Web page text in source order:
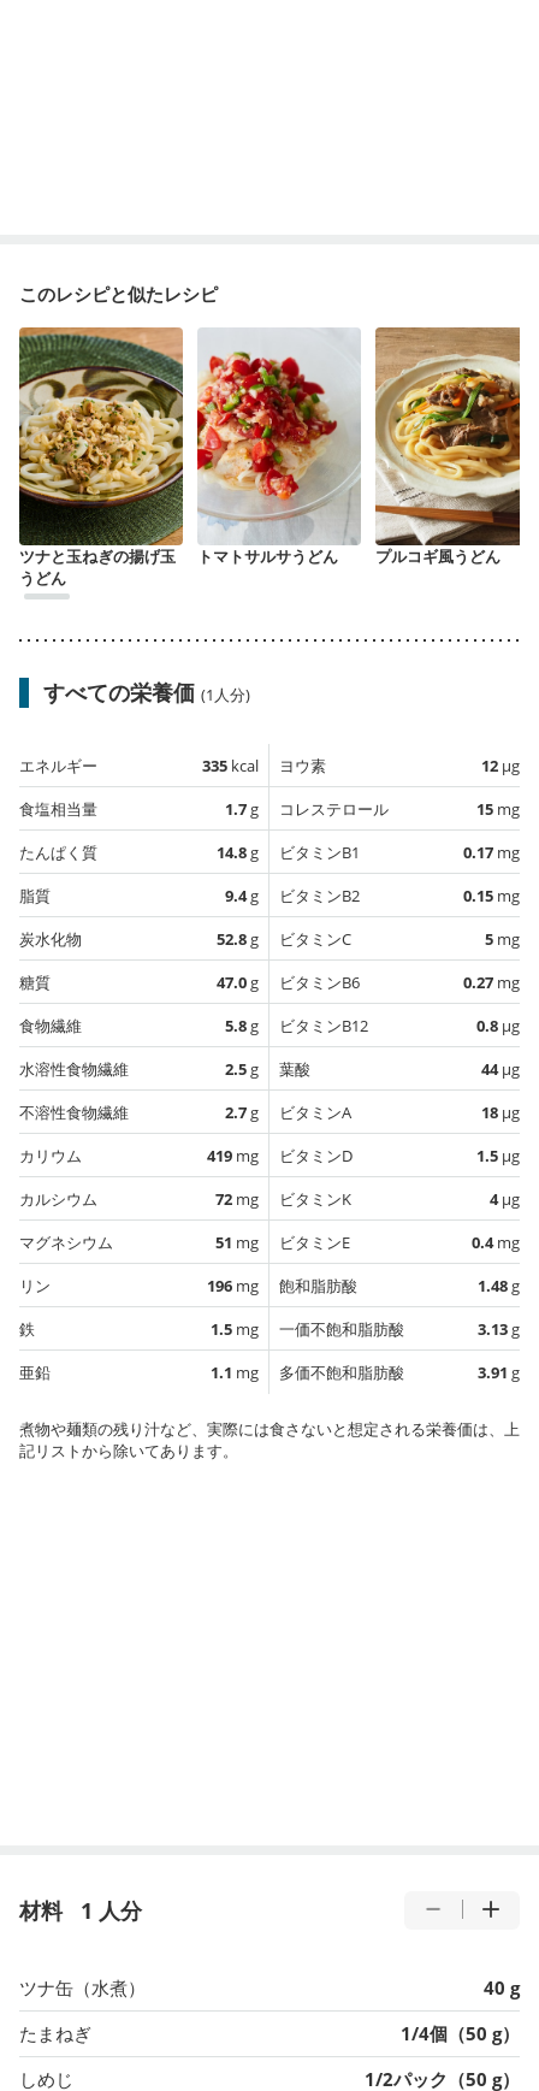
このレシピと似たレシピ
ツナと玉ねぎの揚げ玉
うどん
トマトサルサうどん プルコギ風うどん
すべての栄養価 (1人分)
エネルギー 335 kcal
食塩相当量
1.7g
たんぱく質
14.8g
脂質
9.4g
炭水化物
52.8g
糖質
47.0g
食物繊維
5.8g
水溶性食物繊維
2.5g
不溶性食物繊維
2.7g
カリウム
419 mg
カルシウム
72 mg
マグネシウム
51 mg
リン
196 mg
鉄
1.5 mg
亜鉛
1.1 mg
ヨウ素 12 µg
コレステロール
15 mg
ビタミンB1
0.17 mg
ビタミンB2
0.15 mg
ビタミンC
5 mg
ビタミンB6
0.27 mg
ビタミンB12
0.8 µg
葉酸
44µg
ビタミンA
18 µg
ビタミンD
1.5 µg
ビタミンK
4µg
ビタミンE
0.4mg
飽和脂肪酸
1.48g
一価不飽和脂肪酸
3.13g
多価不飽和脂肪酸
3.91 g
煮物や麺類の残り汁など、実際には食さないと想定される栄養価は、上
記リストから除いてあります。
材料 1 人分
ツナ缶（水煮）
40 g
たまねぎ
1/4個（50 g）
しめじ
1/2パック（50 g）